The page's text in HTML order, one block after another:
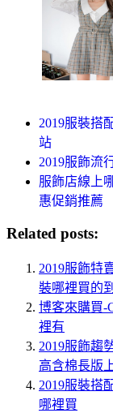
2019服裝搭
站
2019服飾流
服飾店線上
惠促銷推薦
Related posts:
2019服飾特
裝哪裡買的
博客來購買-
裡有
2019服飾趨
高含棉長版
2019服裝搭
哪裡買